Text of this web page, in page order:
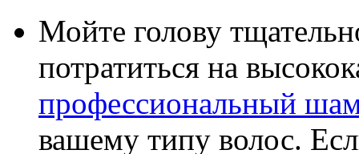
Мойте голову
потратиться на
профессиональный
вашему типу волос.